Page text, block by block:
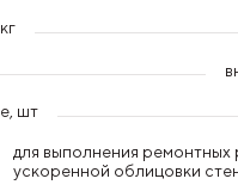
шт
для выполнения ремонтных
ускоренной облицовки